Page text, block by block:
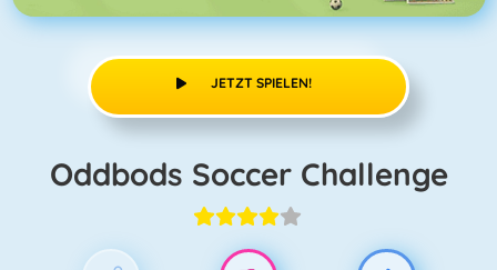
JETZT SPIELEN!
Oddbods Soccer Challenge